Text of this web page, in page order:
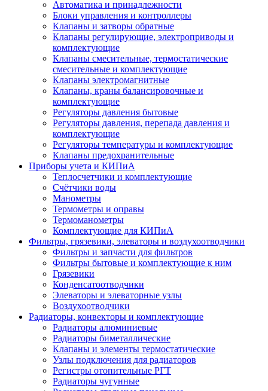
Автоматика и принадлежности
Блоки управления и контроллеры
Клапаны и затворы обратные
Клапаны регулирующие, электроприводы и
комплектующие
Клапаны смесительные, термостатические
смесительные и комплектующие
Клапаны электромагнитные
Клапаны, краны балансировочные и
комплектующие
Регуляторы давления бытовые
Регуляторы давления, перепада давления и
комплектующие
Регуляторы температуры и комплектующие
Клапаны предохранительные
Приборы учета и КИПиА
Теплосчетчики и комплектующие
Счётчики воды
Манометры
Термометры и оправы
Термоманометры
Комплектующие для КИПиА
Фильтры, грязевики, элеваторы и воздухоотводчики
Фильтры и запчасти для фильтров
Фильтры бытовые и комплектующие к ним
Грязевики
Конденсатоотводчики
Элеваторы и элеваторные узлы
Воздухоотводчики
Радиаторы, конвекторы и комплектующие
Радиаторы алюминиевые
Радиаторы биметаллические
Клапаны и элементы термостатические
Узлы подключения для радиаторов
Регистры отопительные РГТ
Радиаторы чугунные